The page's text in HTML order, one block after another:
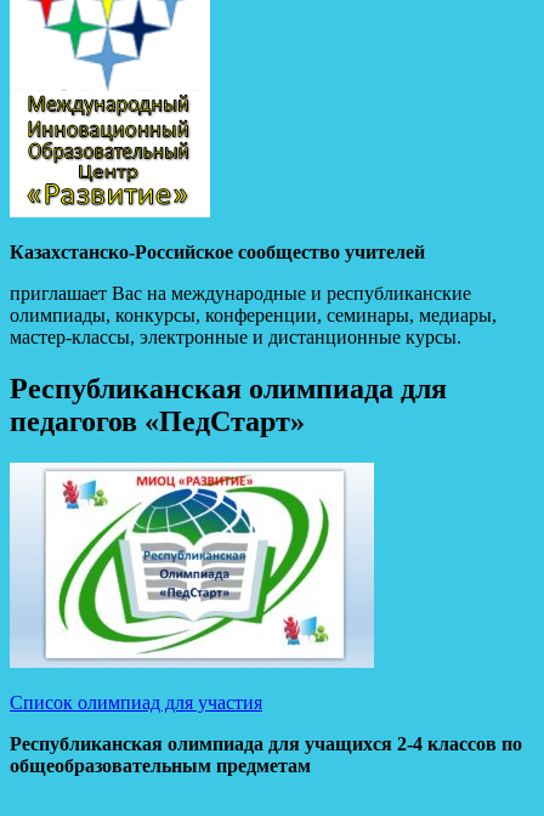
Казахстанско-Российское сообщество учителей
приглашает Вас на международные и республиканские
олимпиады, конкурсы, конференции, семинары, медиары,
мастер-классы, электронные и дистанционные курсы.
Республиканская олимпиада для
педагогов «ПедСтарт»
Список олимпиад для участия
Республиканская олимпиада для учащихся 2-4 классов по
общеобразовательным предметам